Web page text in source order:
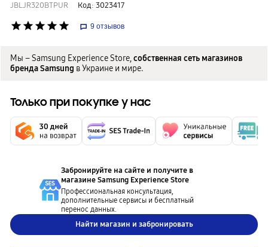
JBLJR320BTPUR Код: 3023417
star star star star star 9 отзывов
Мы – Samsung Experience Store,собственная сеть магазинов
бренда Samsung в Украине и мире.
Только при покупке у нас
Забронируйте на сайте и получите в
магазинеSamsung Experience Store
Профессиональная консультация,
дополнительные сервисы и бесплатный
перенос данных.
Найти магазин и забронировать